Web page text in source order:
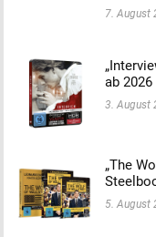
7. August
ab
3. August
„The
5. August